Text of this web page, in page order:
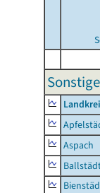
Aspach